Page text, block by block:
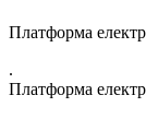
Платформа
.
Платформа